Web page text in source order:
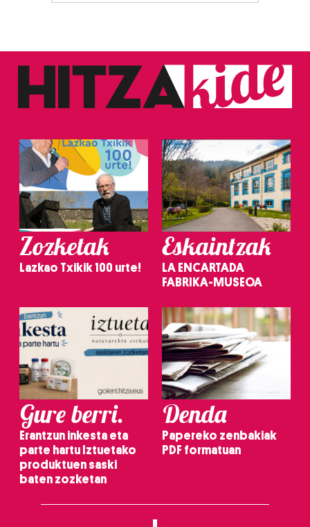
Zozketak
Lazkao Txikik 100 urte!
Eskaintzak
LA ENCARTADA
FABRIKA-MUSEOA
Gure berri.
Erantzun inkesta eta
parte hartu Iztuetako
produktuen saski
baten zozketan
Denda
Papereko zenbakiak
PDF formatuan